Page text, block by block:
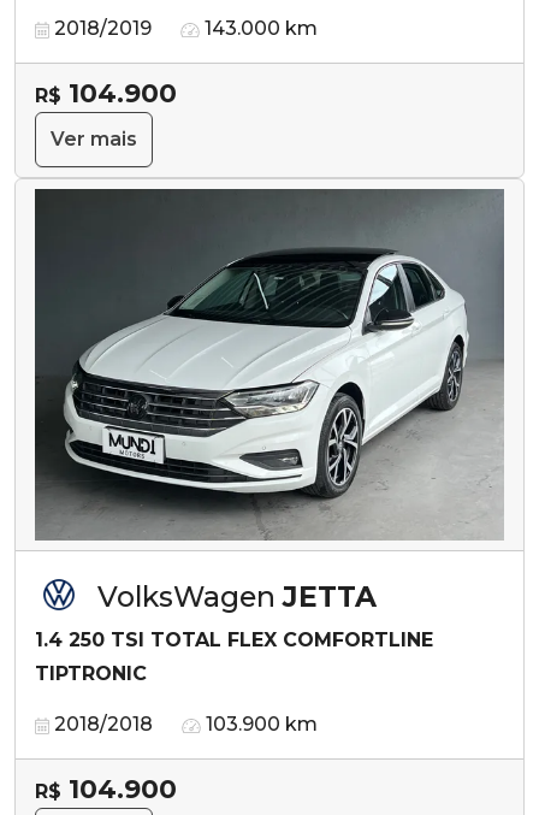
2018/2019 143.000 km
R$ 104.900
Ver mais
VolksWagenJETTA
1.4 250 TSI TOTAL FLEX COMFORTLINE
TIPTRONIC
2018/2018 103.900 km
R$ 104.900